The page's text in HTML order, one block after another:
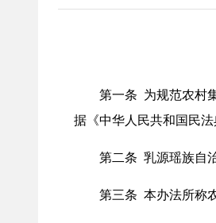
第一条 为规范农村集
据《中华人民共和国民
第二条 乳源瑶族自治
第三条 本办法所称农